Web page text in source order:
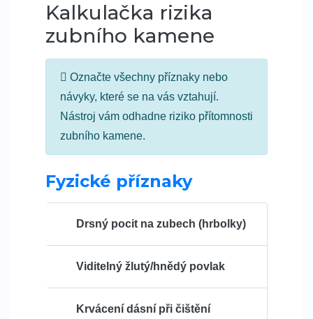
Kalkulačka rizika
zubního kamene
Označte všechny příznaky nebo
návyky, které se na vás vztahují.
Nástroj vám odhadne riziko přítomnosti
zubního kamene.
Fyzické příznaky
Drsný pocit na zubech (hrbolky)
Viditelný žlutý/hnědý povlak
Krvácení dásní při čištění